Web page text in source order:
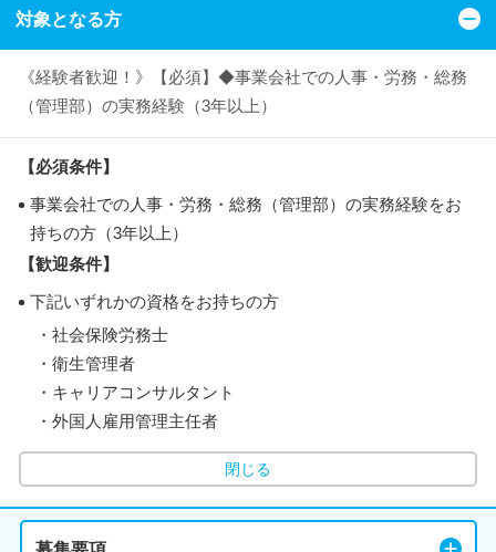
対象となる方
《経験者歓迎！》【必須】◆事業会社での人事・労務・総務
（管理部）の実務経験（3年以上）
【必須条件】
事業会社での人事・労務・総務（管理部）の実務経験をお
持ちの方（3年以上）
【歓迎条件】
下記いずれかの資格をお持ちの方
・社会保険労務士
・衛生管理者
・キャリアコンサルタント
・外国人雇用管理主任者
閉じる